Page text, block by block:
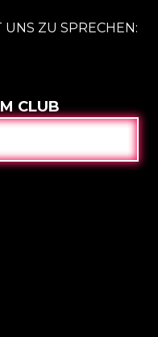
ZU SPRECHEN:
CLUB